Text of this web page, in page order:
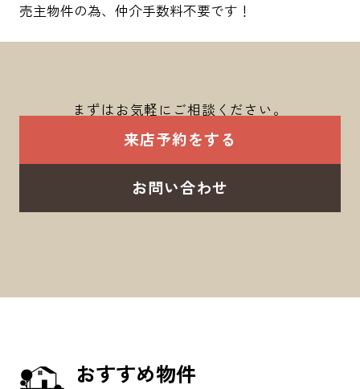
売主物件の為、仲介手数料不要です！
まずはお気軽にご相談ください。
来店予約をする
お問い合わせ
おすすめ物件